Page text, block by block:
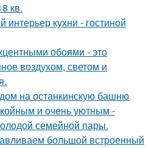
кв.
кухни - гостиной
обоями - это
воздухом, светом и
на останкинскую башню
и очень уютным -
семейной пары.
большой встроенный